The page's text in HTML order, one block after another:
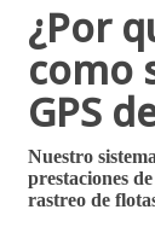
¿Por
como
GPS
Nuestro
prestaciones
rastreo de